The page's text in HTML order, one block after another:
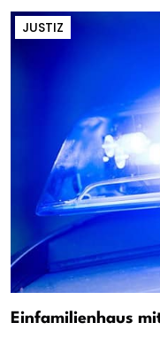
JUSTIZ
Einfamilienhaus